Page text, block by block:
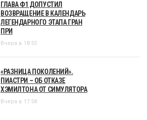
ГЛАВА Ф1 ДОПУСТИЛ
ВОЗВРАЩЕНИЕ В КАЛЕНДАРЬ
ЛЕГЕНДАРНОГО ЭТАПА ГРАН
ПРИ
Вчера в 18:55
«РАЗНИЦА ПОКОЛЕНИЙ».
ПИАСТРИ – ОБ ОТКАЗЕ
ХЭМИЛТОНА ОТ СИМУЛЯТОРА
Вчера в 17:58